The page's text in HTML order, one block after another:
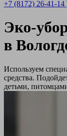
+7 (8172) 26-41-14
Эко-
в
Используем
средства.
детьми,